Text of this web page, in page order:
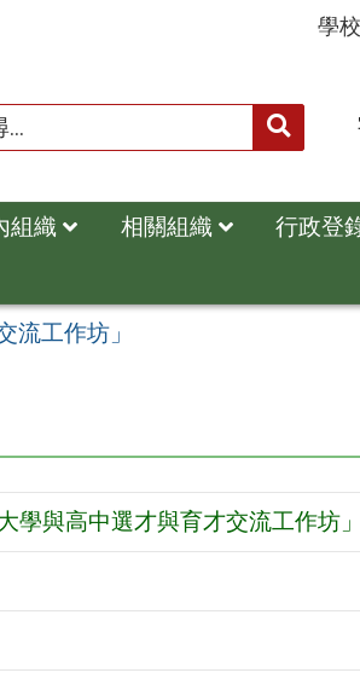
學
送出
組織 相關組織 行政登
流工作坊」
學與高中選才與育才交流工作坊」